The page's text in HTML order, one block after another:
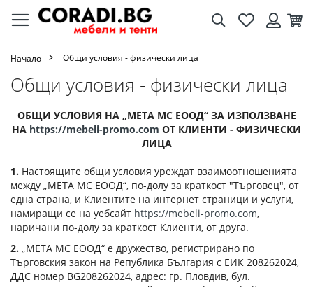
ТърсенеЛюбими
Начало Общи условия - физически лица
Общи условия - физически лица
ОБЩИ УСЛОВИЯ НА „МЕТА МС ЕООД“ ЗА ИЗПОЛЗВАНЕ
НА https://mebeli-promo.com ОТ КЛИЕНТИ - ФИЗИЧЕСКИ
ЛИЦА
1. Настоящите общи условия уреждат взаимоотношенията
между „МЕТА МС ЕООД“, по-долу за краткост "Търговец", от
една страна, и Клиентите на интернет страници и услуги,
намиращи се на уебсайт https://mebeli-promo.com,
наричани по-долу за краткост Клиенти, от друга.
2. „МЕТА МС ЕООД“ е дружество, регистрирано по
Търговския закон на Република България с ЕИК 208262024,
ДДС номер BG208262024, адрес: гр. Пловдив, бул.